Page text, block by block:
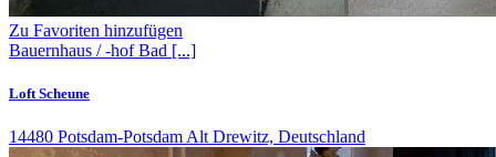
Zu Favoriten hinzufügen
Bauernhaus / -hof Bad [...]
Loft Scheune
14480 Potsdam-Potsdam Alt Drewitz, Deutschland